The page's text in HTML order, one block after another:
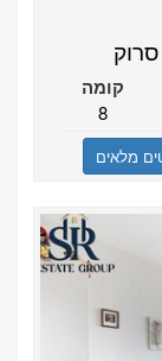
קומה
8
מלאים